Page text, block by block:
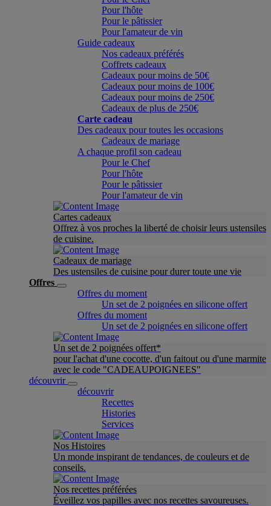
Pour l'hôte
Pour le pâtissier
Pour l'amateur de vin
Guide cadeaux
Nos cadeaux préférés
Coffrets cadeaux
Cadeaux pour moins de 50€
Cadeaux pour moins de 100€
Cadeaux pour moins de 250€
Cadeaux de plus de 250€
Carte cadeau
Des cadeaux pour toutes les occasions
Cadeaux de mariage
A chaque profil son cadeau
Pour le Chef
Pour l'hôte
Pour le pâtissier
Pour l'amateur de vin
Cartes cadeaux
Offrez à vos proches la liberté de choisir leurs ustensiles
de cuisine.
Cadeaux de mariage
Des ustensiles de cuisine pour durer toute une vie
Offres
Offres du moment
Un set de 2 poignées en silicone offert
Offres du moment
Un set de 2 poignées en silicone offert
Un set de 2 poignées offert*
pour l'achat d'une cocotte, d'un faitout ou d'une marmite
avec le code "CADEAUPOIGNEES"
découvrir
découvrir
Recettes
Histories
Services
Nos Histoires
Un monde inspirant de tendances, de couleurs et de
conseils.
Nos recettes préférées
Éveillez vos papilles avec nos recettes savoureuses.